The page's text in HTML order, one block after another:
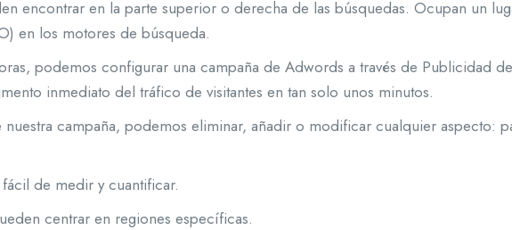
encontrar en la parte superior o derecha de las búsquedas. Ocupan un
en los motores de búsqueda.
podemos configurar una campaña de Adwords a través de Publicidad
inmediato del tráfico de visitantes en tan solo unos minutos.
campaña, podemos eliminar, añadir o modificar cualquier aspecto:
de medir y cuantificar.
centrar en regiones específicas.